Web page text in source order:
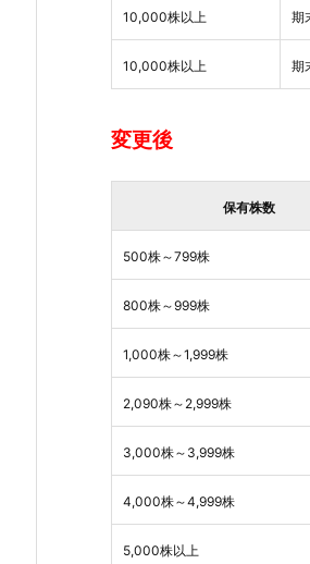
10,000株以上 期
10,000株以上 期
変更後
保有株数
500株～799株
800株～999株
1,000株～1,999株
2,090株～2,999株
3,000株～3,999株
4,000株～4,999株
5,000株以上